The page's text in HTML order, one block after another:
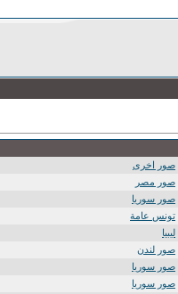
صور اخرى
صور مصر
صور سوريا
تونس عامة
ليبيا
صور لندن
صور سوريا
صور سوريا